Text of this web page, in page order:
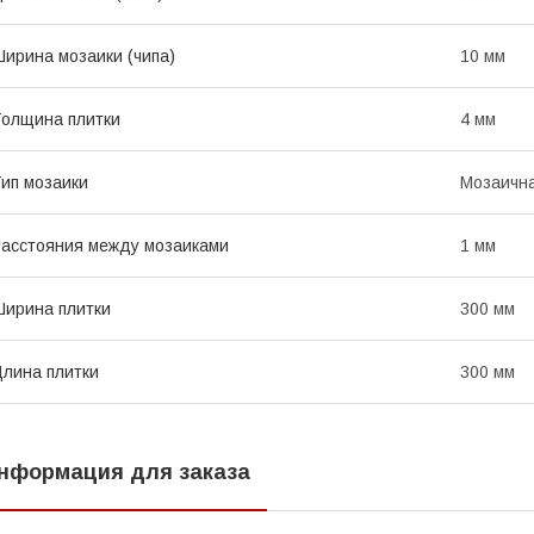
мозаики (чипа) 10 мм
плитки 4 мм
мозаики
между мозаиками 1 мм
плитки 300 мм
плитки 300 мм
для заказа